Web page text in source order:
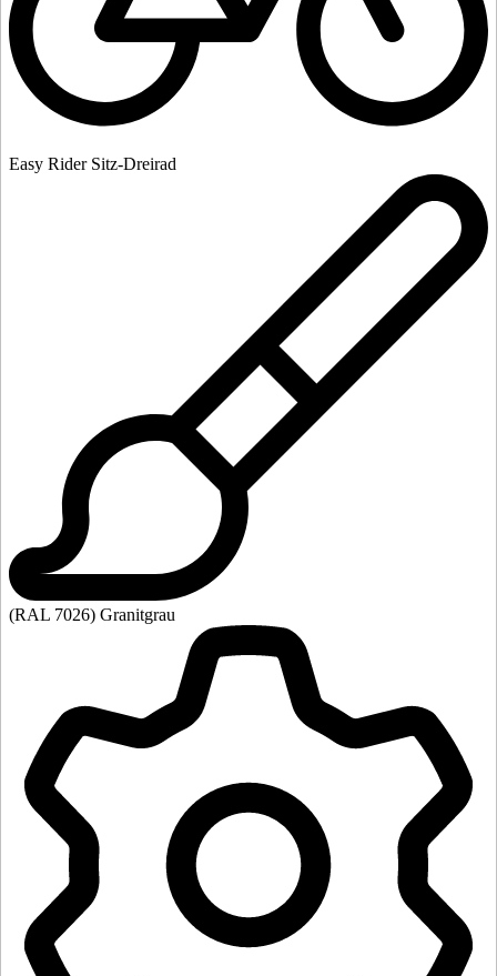
Easy Rider Sitz-Dreirad
(RAL 7026) Granitgrau